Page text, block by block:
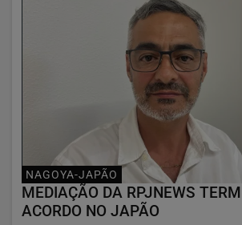
NAGOYA-JAPÃO
MEDIAÇÃO DA RPJNEWS
ACORDO NO JAPÃO